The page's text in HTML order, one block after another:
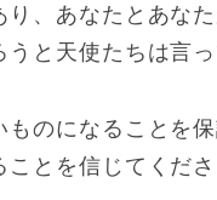
、あなたとあな
と天使たちは言っ
のになることを
とを信じてくださ